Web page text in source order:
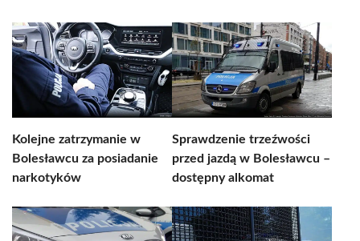
Kolejne zatrzymanie w
Bolesławcu za posiadanie
narkotyków
Sprawdzenie trzeźwości
przed jazdą w Bolesławcu –
dostępny alkomat